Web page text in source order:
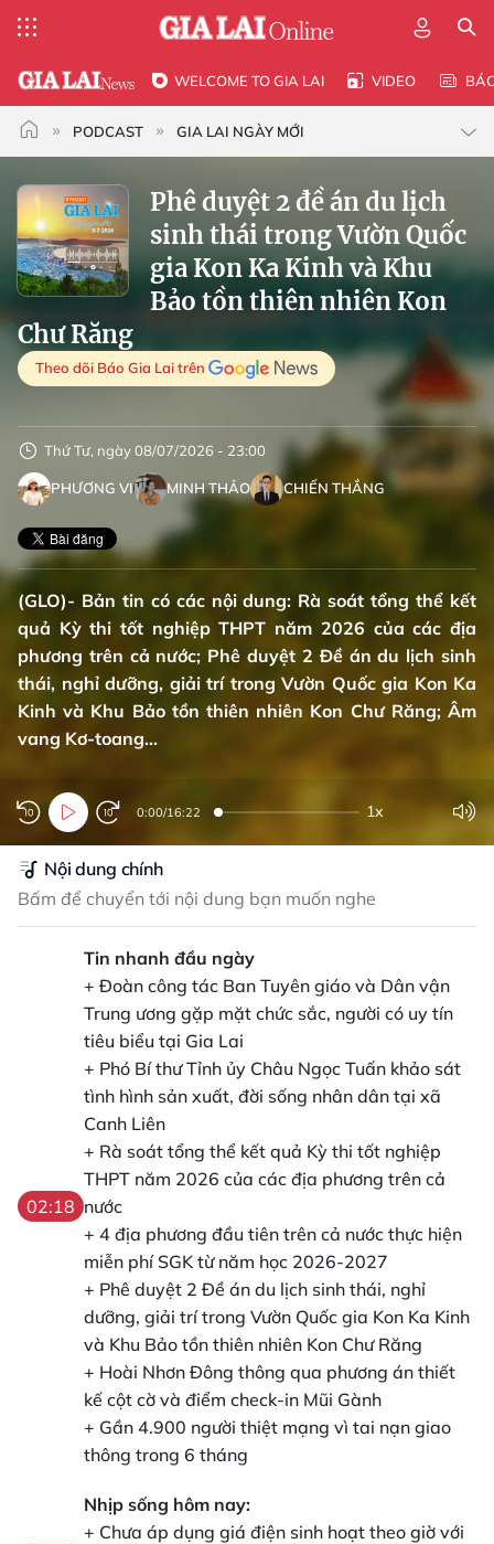
WELCOME TO GIA LAI VIDEO
PODCAST GIA LAI NGÀY MỚI
Phê duyệt 2 đề án du lịch
sinh thái trong Vườn Quốc
gia Kon Ka Kinh và Khu
Bảo tồn thiên nhiên Kon
Chư Răng
Theo dõi Báo Gia Lai trên
Thứ Tư, ngày 08/07/2026 - 23:00
PHƯƠNG VI MINH THẢO CHIẾN THẮNG
(GLO)- Bản tin có các nội dung: Rà soát tổng thể kết
quả Kỳ thi tốt nghiệp THPT năm 2026 của các địa
phương trên cả nước; Phê duyệt 2 Đề án du lịch sinh
thái, nghỉ dưỡng, giải trí trong Vườn Quốc gia Kon Ka
Kinh và Khu Bảo tồn thiên nhiên Kon Chư Răng; Âm
vang Kơ-toang...
0:00/16:22 1x
Nội dung chính
Bấm để chuyển tới nội dung bạn muốn nghe
02:18
Tin nhanh đầu ngày
+ Đoàn công tác Ban Tuyên giáo và Dân vận
Trung ương gặp mặt chức sắc, người có uy tín
tiêu biểu tại Gia Lai
+ Phó Bí thư Tỉnh ủy Châu Ngọc Tuấn khảo sát
tình hình sản xuất, đời sống nhân dân tại xã
Canh Liên
+ Rà soát tổng thể kết quả Kỳ thi tốt nghiệp
THPT năm 2026 của các địa phương trên cả
nước
+ 4 địa phương đầu tiên trên cả nước thực hiện
miễn phí SGK từ năm học 2026-2027
+ Phê duyệt 2 Đề án du lịch sinh thái, nghỉ
dưỡng, giải trí trong Vườn Quốc gia Kon Ka Kinh
và Khu Bảo tồn thiên nhiên Kon Chư Răng
+ Hoài Nhơn Đông thông qua phương án thiết
kế cột cờ và điểm check-in Mũi Gành
+ Gần 4.900 người thiệt mạng vì tai nạn giao
thông trong 6 tháng
Nhịp sống hôm nay:
+ Chưa áp dụng giá điện sinh hoạt theo giờ với